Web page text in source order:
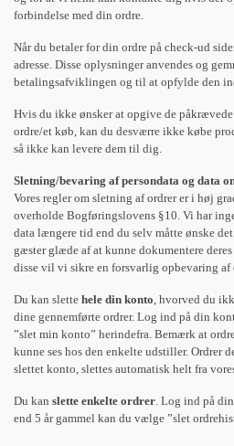
forbindelse med din ordre.
Når du betaler for din ordre på check-ud
adresse. Disse oplysninger anvendes og
betalingsafviklingen og til at opfylde den
Hvis du ikke ønsker at opgive de
ordre/et køb, kan du desværre ikke købe
så ikke kan levere dem til dig.
Sletning/bevaring af persondata og data
Vores regler om sletning af ordrer er i høj
overholde Bogføringslovens §10. Vi har
data længere tid end du selv måtte ønske
gæster glæde af at kunne dokumentere
disse vil vi sikre en forsvarlig opbevaring af
Du kan slette hele din konto, hvorved du
dine gennemførte ordrer. Log ind på din
”slet min konto” herindefra. Bemærk at
kunne ses hos den enkelte udstiller. Ordrer
slettet konto, slettes automatisk helt fra
Du kan slette enkelte ordrer. Log ind på
end 5 år gammel kan du vælge ”slet